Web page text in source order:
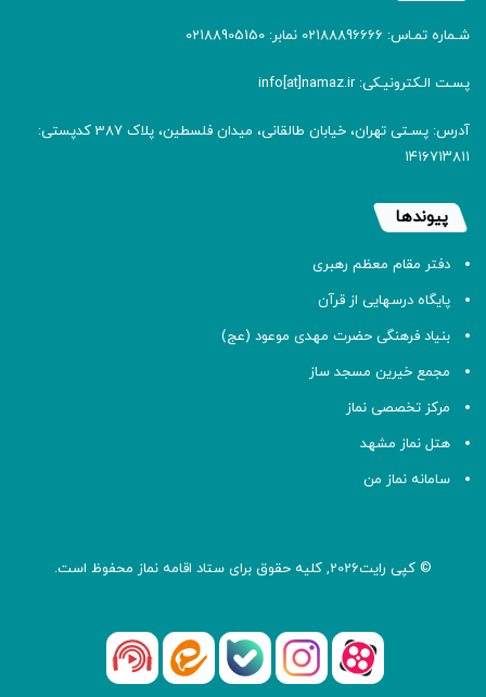
شـماره تمـاس: 02188896666 نمابر: 02188905150
پسـت الـکترونیـکی: info[at]namaz.ir
آدرس: پسـتی تهران، خیابان طالقانی، میدان فلسطین، پلاک 387 کدپستی:
۱۴۱۶۷۱۳۸۱۱
پیوندها
دفتر مقام معظم رهبری
پایگاه درسهایی از قرآن
بنیاد فرهنگی حضرت مهدی موعود (عج)
مجمع خیرین مسجد ساز
مرکز تخصصی نماز
هتل نماز مشهد
سامانه نماز من
© کپی رایت2026, کلیه حقوق برای ستاد اقامه نماز محفوظ است.
آپارات اینستاگرام
بله ایتا